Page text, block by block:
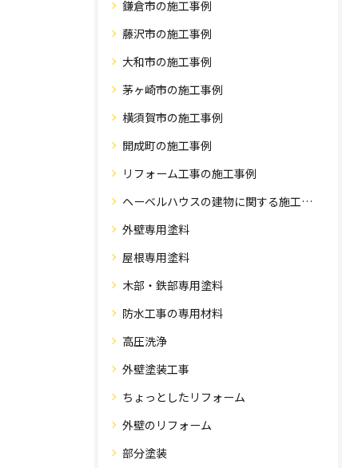
鎌倉市の施工事例
藤沢市の施工事例
大和市の施工事例
茅ヶ崎市の施工事例
横須賀市の施工事例
開成町の施工事例
リフォーム工事の施工事例
ヘーベルハウスの建物に関する施工事例
外壁専用塗料
屋根専用塗料
木部・鉄部専用塗料
防水工事の専用材料
高圧洗浄
外壁塗装工事
ちょっとしたリフォーム
外壁のリフォーム
部分塗装